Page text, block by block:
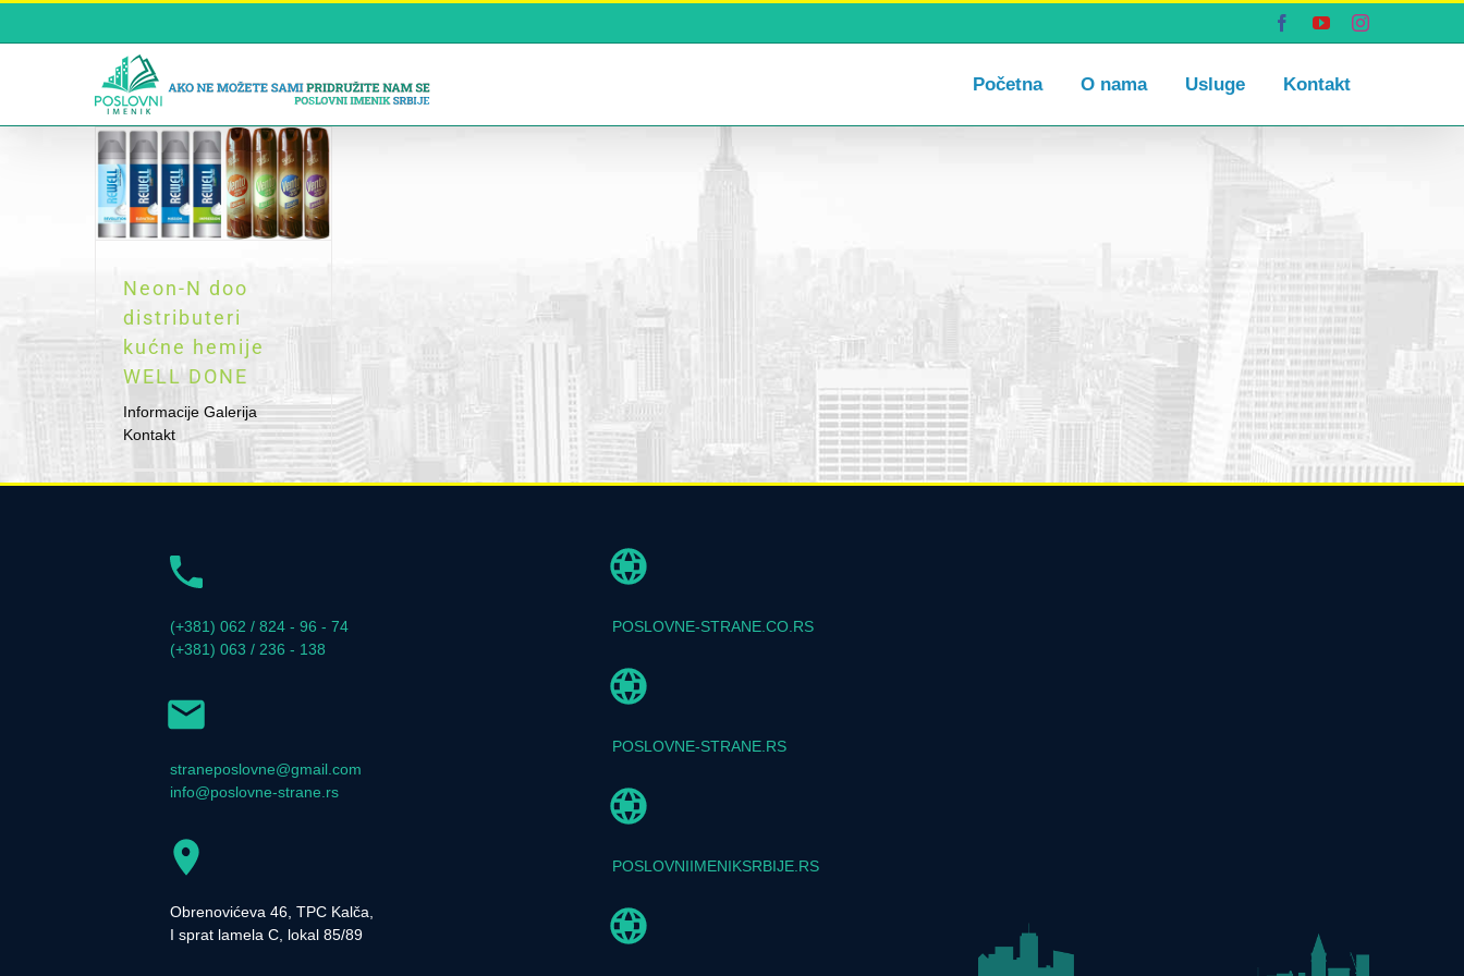
FacebookYouTubeInstagram
Početna O nama Usluge Kontakt
Neon-N doo
distributeri
kućne hemije
WELL DONE
Informacije Galerija
Kontakt
(+381) 062 / 824 - 96 - 74
(+381) 063 / 236 - 138
straneposlovne@gmail.com
info@poslovne-strane.rs
Obrenovićeva 46, TPC Kalča,
I sprat lamela C, lokal 85/89
POSLOVNE-STRANE.CO.RS
POSLOVNE-STRANE.RS
POSLOVNIIMENIKSRBIJE.RS